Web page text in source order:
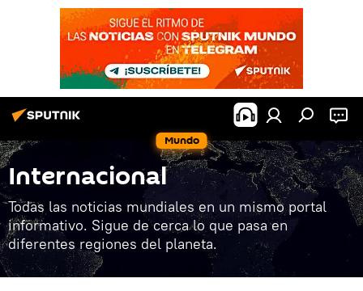
Mundo
Internacional
Todas las noticias mundiales en un mismo portal
informativo. Sigue de cerca lo que pasa en
diferentes regiones del planeta.